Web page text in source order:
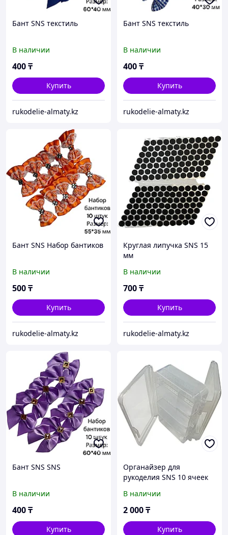
Бант SNS текстиль
В наличии
400₸
Купить
rukodelie-almaty.kz
Бант SNS текстиль
В наличии
400₸
Купить
rukodelie-almaty.kz
Бант SNS Набор бантиков
В наличии
500₸
Купить
rukodelie-almaty.kz
Круглая липучка SNS 15
мм
В наличии
700₸
Купить
rukodelie-almaty.kz
Бант SNS SNS
В наличии
400₸
Купить
Органайзер для
рукоделия SNS 10 ячеек
В наличии
2 000₸
Купить